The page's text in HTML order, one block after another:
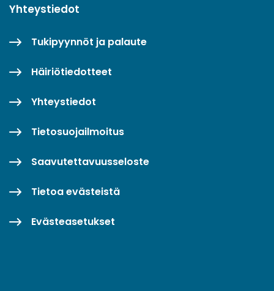
Yhteystiedot
Tukipyynnöt ja palaute
Häiriötiedotteet
Yhteystiedot
Tietosuojailmoitus
Saavutettavuusseloste
Tietoa evästeistä
Evästeasetukset